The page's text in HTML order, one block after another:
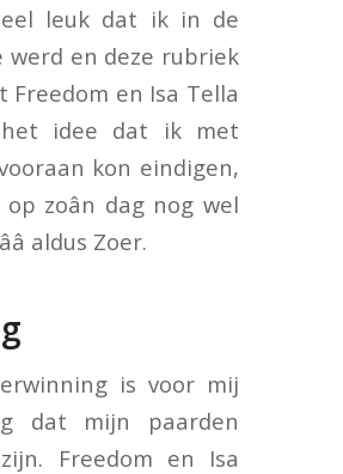
leuk dat ik in de
werd en deze rubriek
Freedom en Isa Tella
idee dat ik met
kon eindigen,
zoân dag nog wel
aldus Zoer.
is voor mij
dat mijn paarden
Freedom en Isa